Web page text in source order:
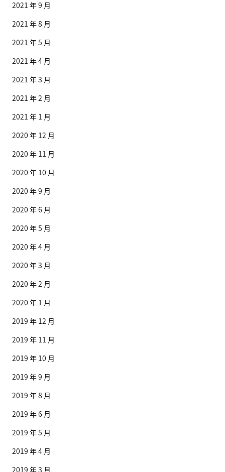
2021 年 9 月
2021 年 8 月
2021 年 5 月
2021 年 4 月
2021 年 3 月
2021 年 2 月
2021 年 1 月
2020 年 12 月
2020 年 11 月
2020 年 10 月
2020 年 9 月
2020 年 6 月
2020 年 5 月
2020 年 4 月
2020 年 3 月
2020 年 2 月
2020 年 1 月
2019 年 12 月
2019 年 11 月
2019 年 10 月
2019 年 9 月
2019 年 8 月
2019 年 6 月
2019 年 5 月
2019 年 4 月
2019 年 3 月